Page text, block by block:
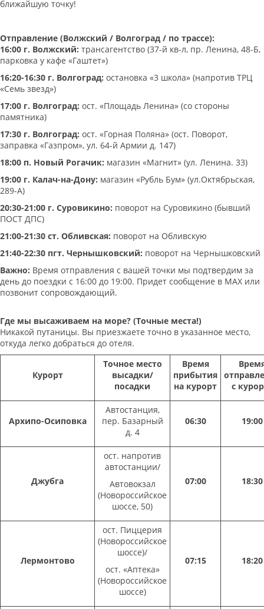
ближайшую точку!
Отправление (Волжский / Волгоград / по трассе):
16:00 г. Волжский: трансагентство (37-й кв-л, пр. Ленина, 48-Б,
парковка у кафе «Гаштет»)
16:20-16:30 г. Волгоград: остановка «3 школа» (напротив ТРЦ
«Семь звезд»)
17:00 г. Волгоград: ост. «Площадь Ленина» (со стороны
памятника)
17:30 г. Волгоград: ост. «Горная Поляна» (ост. Поворот,
заправка «Газпром», ул. 64-й Армии д. 147)
18:00 п. Новый Рогачик: магазин «Магнит» (ул. Ленина. 33)
19:00 г. Калач-на-Дону: магазин «Рубль Бум» (ул.Октябрьская,
289-А)
20:30-21:00 г. Суровикино: поворот на Суровикино (бывший
ПОСТ ДПС)
21:00-21:30 ст. Обливская: поворот на Обливскую
21:40-22:30 пгт. Чернышковский: поворот на Чернышковский
Важно: Время отправления с вашей точки мы подтвердим за
день до поездки с 16:00 до 19:00. Придет сообщение в МАХ или
позвонит сопровождающий.
Где мы высаживаем на море? (Точные места!)
Никакой путаницы. Вы приезжаете точно в указанное место,
откуда легко добраться до отеля.
Курорт
Точное место
высадки/
посадки
Время
прибытия
на курорт
с
Архипо-Осиповка
Автостанция,
пер. Базарный
д. 4
06:30 19:00
Джубга
ост. напротив
автостанции/
Автовокзал
(Новороссийское
шоссе, 50)
07:00 18:30
Лермонтово
ост. Пиццерия
(Новороссийское
шоссе)/
ост. «Аптека»
(Новороссийское
шоссе)
07:15 18:20